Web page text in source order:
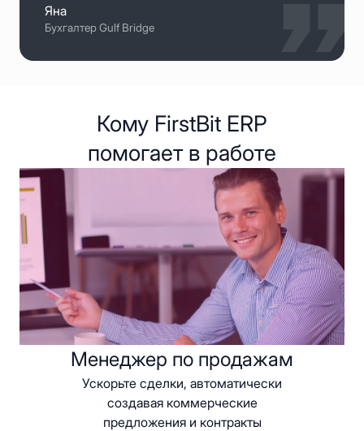
Яна
Бухгалтер Gulf Bridge
Кому FirstBit ERP
помогает в работе
Менеджер по продажам
Ускорьте сделки, автоматически
создавая коммерческие
предложения и контракты